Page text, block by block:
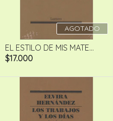
AGOTADO
EL ESTILO DE MIS MATE...
$17.000